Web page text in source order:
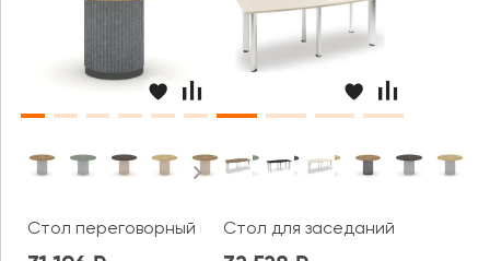
Стол переговорный круглый PR.C.SPRG-005.D
Стол для заседаний V-101